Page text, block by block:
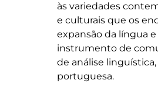
às variedades
e culturais que os
expansão da língua
instrumento de
de análise